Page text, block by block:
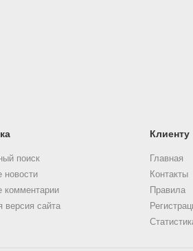
поиск
новости
комментарии
версия сайта
Клиенту
Главная
Контакты
Правила